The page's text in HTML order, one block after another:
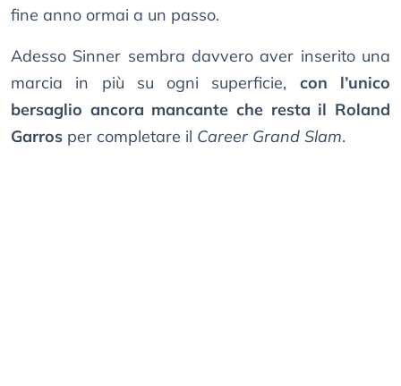
fine anno ormai a un passo.
Adesso Sinner sembra davvero aver inserito una
marcia in più su ogni superficie, con l’unico
bersaglio ancora mancante che resta il Roland
Garros per completare il Career Grand Slam.